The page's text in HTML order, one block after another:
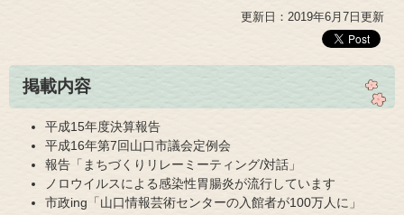
更新日：2019年6月7日更新
掲載内容
平成15年度決算報告
平成16年第7回山口市議会定例会
報告「まちづくりリレーミーティング/対話」
ノロウイルスによる感染性胃腸炎が流行しています
市政ing「山口情報芸術センターの入館者が100万人に」